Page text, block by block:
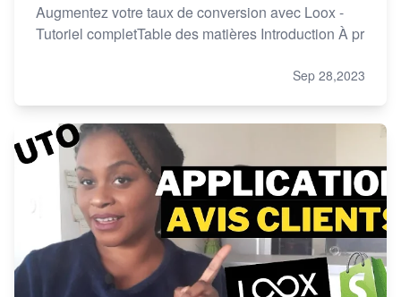
Augmentez votre taux de conversion avec Loox -
Tutoriel completTable des matières Introduction À pr
Sep 28,2023